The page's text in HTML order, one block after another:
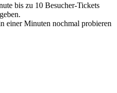
bis zu 10 Besucher-Tickets
einer Minuten nochmal probieren